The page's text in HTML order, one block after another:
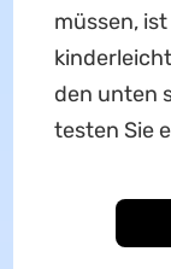
müssen,
den unten
testen Sie